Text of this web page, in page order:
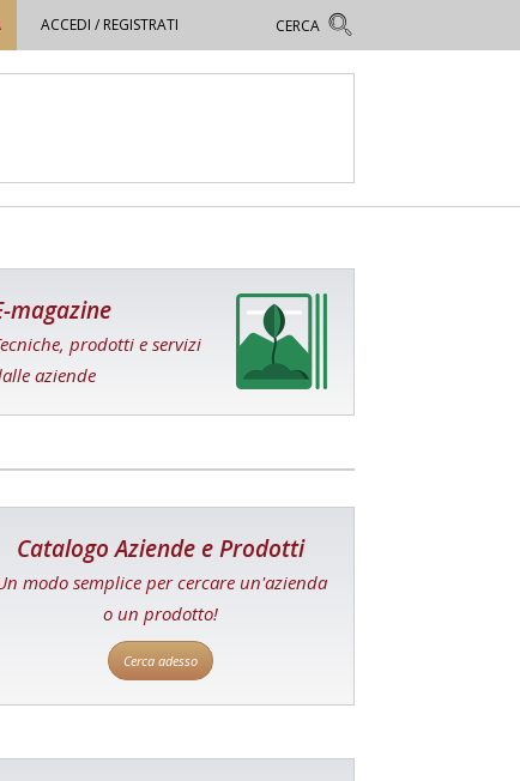
ACCEDI / REGISTRATI
magazine
prodotti e servizi
aziende
Catalogo Aziende e Prodotti
modo semplice per cercare un'azienda
o un prodotto!
Cerca adesso